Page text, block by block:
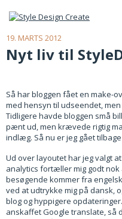
19. MARTS 2012
Nyt liv til
Så har bloggen fået en make-
med hensyn til udseendet,
Tidligere havde bloggen små
pænt ud, men krævede rigtig
indlæg. Så nu er jeg gået
Ud over layoutet har jeg valgt
analytics fortæller mig godt
besøgende kommer fra
ved at udtrykke mig på dansk,
blog og hyppigere
anskaffet Google translate, så